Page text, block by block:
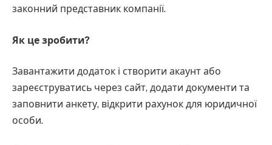
законний представник компанії.
Як це зробити?
Завантажити додаток і створити акаунт або
зареєструватись через сайт, додати документи та
заповнити анкету, відкрити рахунок для юридичної
особи.